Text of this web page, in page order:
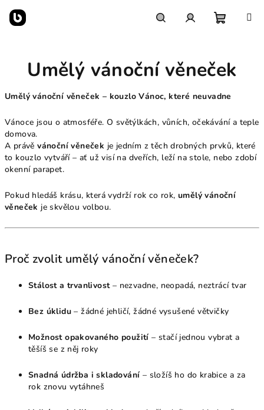
obsah
košík
Umělý vánoční věneček
Umělý vánoční věneček – kouzlo Vánoc, které neuvadne
Vánoce jsou o atmosféře. O světýlkách, vůních, očekávání a teple
domova.
A právěvánoční věneček je jedním z těch drobných prvků, které
to kouzlo vytváří – ať už visí na dveřích, leží na stole, nebo zdobí
okenní parapet.
Pokud hledáš krásu, která vydrží rok co rok, umělý vánoční
věneček je skvělou volbou.
Proč zvolit umělý vánoční věneček?
Stálost a trvanlivost– nezvadne, neopadá, neztrácí tvar
Bez úklidu – žádné jehličí, žádné vysušené větvičky
Možnost opakovaného použití – stačí jednou vybrat a
těšíš se z něj roky
Snadná údržba i skladování – složíš ho do krabice a za
rok znovu vytáhneš